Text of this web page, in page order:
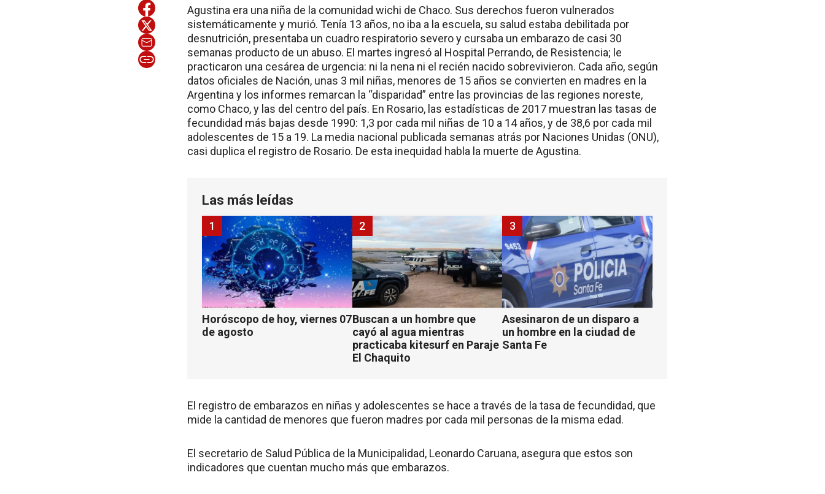
Agustina era una niña de la comunidad wichi de Chaco. Sus derechos fueron vulnerados
sistemáticamente y murió. Tenía 13 años, no iba a la escuela, su salud estaba debilitada por
desnutrición, presentaba un cuadro respiratorio severo y cursaba un embarazo de casi 30
semanas producto de un abuso. El martes ingresó al Hospital Perrando, de Resistencia; le
practicaron una cesárea de urgencia: ni la nena ni el recién nacido sobrevivieron. Cada año, según
datos oficiales de Nación, unas 3 mil niñas, menores de 15 años se convierten en madres en la
Argentina y los informes remarcan la “disparidad” entre las provincias de las regiones noreste,
como Chaco, y las del centro del país. En Rosario, las estadísticas de 2017 muestran las tasas de
fecundidad más bajas desde 1990: 1,3 por cada mil niñas de 10 a 14 años, y de 38,6 por cada mil
adolescentes de 15 a 19. La media nacional publicada semanas atrás por Naciones Unidas (ONU),
casi duplica el registro de Rosario. De esta inequidad habla la muerte de Agustina.
Las más leídas
Horóscopo de hoy, viernes 07
de agosto
1
Buscan a un hombre que
cayó al agua mientras
practicaba kitesurf en Paraje
El Chaquito
2
Asesinaron de un disparo a
un hombre en la ciudad de
Santa Fe
3
El registro de embarazos en niñas y adolescentes se hace a través de la tasa de fecundidad, que
mide la cantidad de menores que fueron madres por cada mil personas de la misma edad.
El secretario de Salud Pública de la Municipalidad, Leonardo Caruana, asegura que estos son
indicadores que cuentan mucho más que embarazos.